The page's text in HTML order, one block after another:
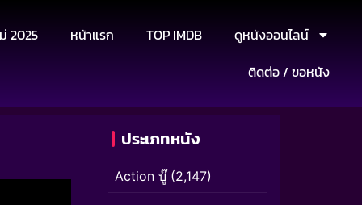
2025 หน้าแรก TOP IMDB
ดูหนังออนไลน์
ติดต่อ / ขอหนัง
ประเภทหนัง
Action บู๊(2,147)